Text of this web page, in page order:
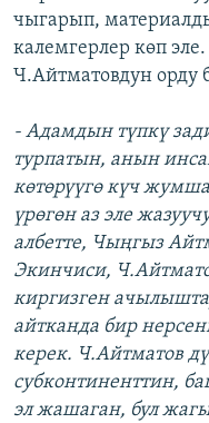
чыгарып,
калемгерлер көп
Ч.Айтматовдун орду
- Адамдын түпкү
турпатын, анын
көтөрүүгө күч
үрөгөн аз эле
албетте, Чыңгыз
Экинчиси,
киргизген
айтканда бир
керек. Ч.Айтматов
субконтиненттин,
эл жашаган, бул